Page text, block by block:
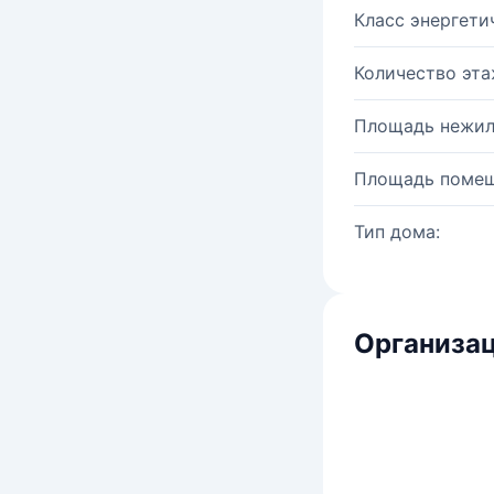
Класс
Количество
Площадь
Площадь
Тип дома: